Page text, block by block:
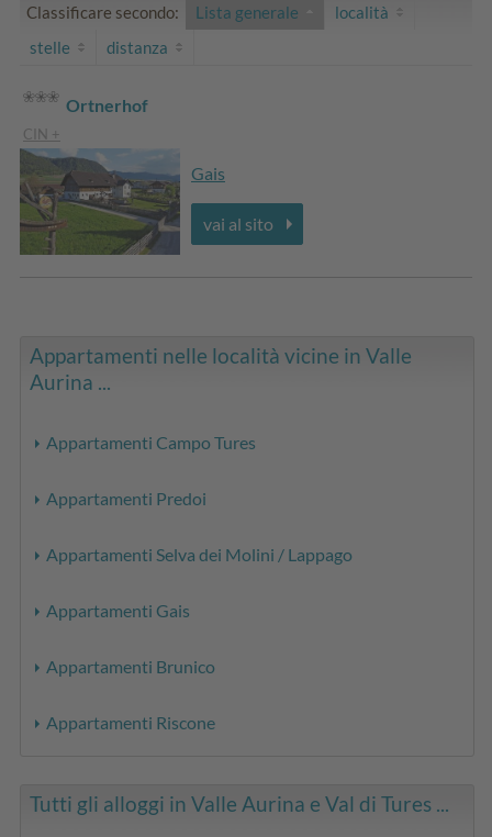
Classificare secondo: Lista generale
località
stelle
distanza
Ortnerhof
CIN +
Gais
vai al sito
Appartamenti nelle località vicine in Valle
Aurina ...
Appartamenti Campo Tures
Appartamenti Predoi
Appartamenti Selva dei Molini / Lappago
Appartamenti Gais
Appartamenti Brunico
Appartamenti Riscone
Tutti gli alloggi in Valle Aurina e Val di Tures ...